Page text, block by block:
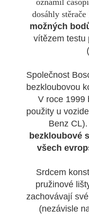
oznámil
dosáhly
možných
vítězem testu
Společnost
bezkloubovou
V roce 1999
použity u
Benz CL).
bezkloubové
všech
Srdcem
pružinové
zachovávají
(nezávisle